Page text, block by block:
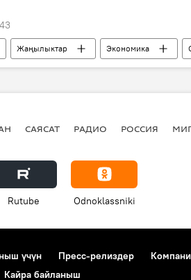
Жаңылыктар Экономика
цех завод
САЯСАТ РАДИО РОССИЯ
Rutube Odnoklassniki
үчүн Пресс-релиздер
Кайра байланыш